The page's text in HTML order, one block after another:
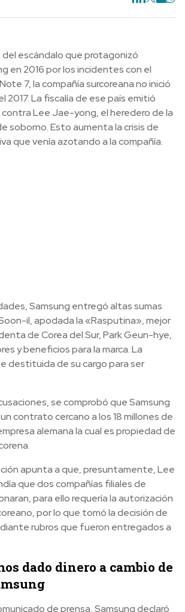
del escándalo que protagonizó
en 2016 por los incidentes con el
7, la compañía surcoreana no inició
2017. La fiscalía de ese país emitió
Lee Jae-yong, el heredero de la
soborno. Esto aumenta la crisis de
que venía azotando a la compañía.
Samsung entregó altas sumas
il, apodada la «Rasputina», mejor
de Corea del Sur, Park Geun-hye,
y beneficios para la marca. La
destituida de su cargo para ser
se comprobó que Samsung
contrato cercano a los 18 millones de
alemana la cual es propiedad de
apunta a que, presuntamente, Lee
que dos compañías filiales de
para ello requería la autorización
por lo que tomó la decisión de
rubros que fueron entregados a
dado dinero a cambio de
de prensa, Samsung declaró